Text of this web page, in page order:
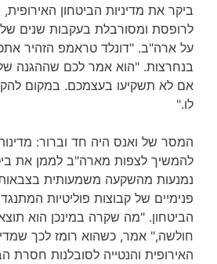
ביקר את מדיניות הביטחון
לרופסת ומסורבלת בעקבות שנים
על ארה"ב. "דונלד טראמפ הזהיר
בנחרצות. "הוא אמר לכם שההגנה
אם לא תשקיעו בעצמכם. במקום
לו."
המסר של ואנס היה חד וברור:
להמשיך לצפות מארה"ב לממן את
נמנעות מהשקעה משמעותית
פנימיים של קבוצות פוליטיות
הביטחון. "מה שקרה במינכן הוא
חולשה," אמר, כשהוא רומז לכך
האירופית והנטייה לסובלנות חסרת